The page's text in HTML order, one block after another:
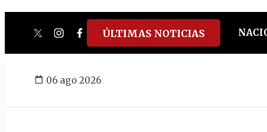
twitterinstagram
facebook
tiktokyoutube
spotify
ÚLTIMAS NOTICIAS
06 ago 2026